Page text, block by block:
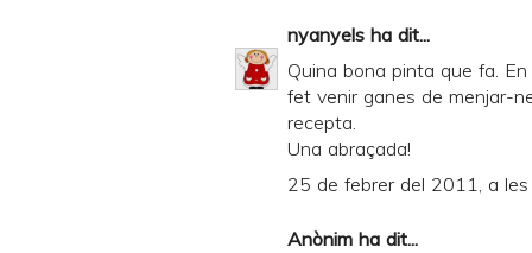
nyanyels ha dit...
Quina bona pinta que fa.
fet venir ganes de menjar-
recepta.
Una abraçada!
25 de febrer del 2011, a
Anònim ha dit...